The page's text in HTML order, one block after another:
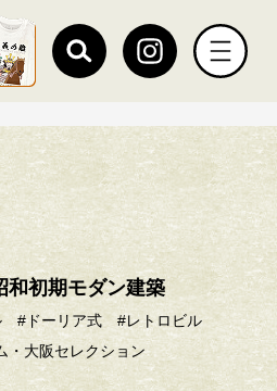
和初期モダン建築
#ドーリア式
#レトロビル
・大阪セレクション